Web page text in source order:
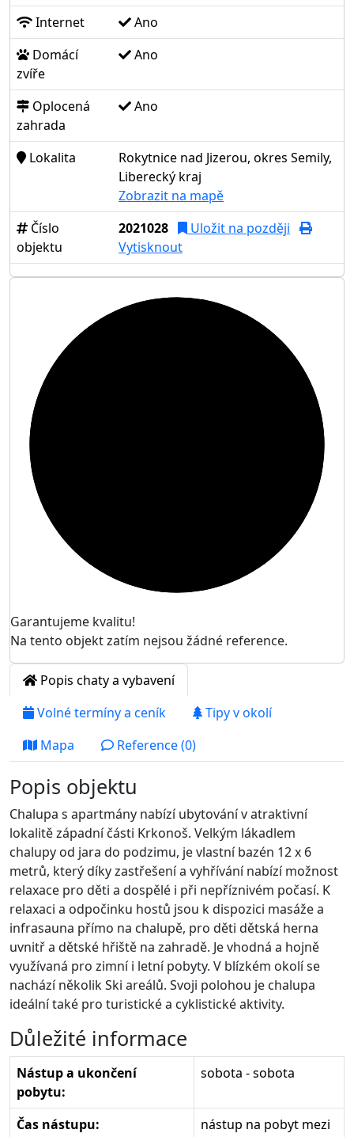
Internet
Ano
Domácí
zvíře
Ano
Oplocená
zahrada
Ano
Lokalita
Rokytnice nad Jizerou, okres Semily,
Liberecký kraj
Zobrazit na mapě
Číslo
objektu
2021028
Uložit na později
Vytisknout
Garantujeme kvalitu!
Na tento objekt zatím nejsou žádné reference.
Popis chaty a vybavení
Volné termíny a ceník
Tipy v okolí
Mapa
Reference (0)
Popis objektu
Chalupa s apartmány nabízí ubytování v atraktivní
lokalitě západní části Krkonoš. Velkým lákadlem
chalupy od jara do podzimu, je vlastní bazén 12 x 6
metrů, který díky zastřešení a vyhřívání nabízí možnost
relaxace pro děti a dospělé i při nepříznivém počasí. K
relaxaci a odpočinku hostů jsou k dispozici masáže a
infrasauna přímo na chalupě, pro děti dětská herna
uvnitř a dětské hřiště na zahradě. Je vhodná a hojně
využívaná pro zimní i letní pobyty. V blízkém okolí se
nachází několik Ski areálů. Svoji polohou je chalupa
ideální také pro turistické a cyklistické aktivity.
Důležité informace
Nástup a ukončení
pobytu:
sobota - sobota
Čas nástupu:
nástup na pobyt mezi